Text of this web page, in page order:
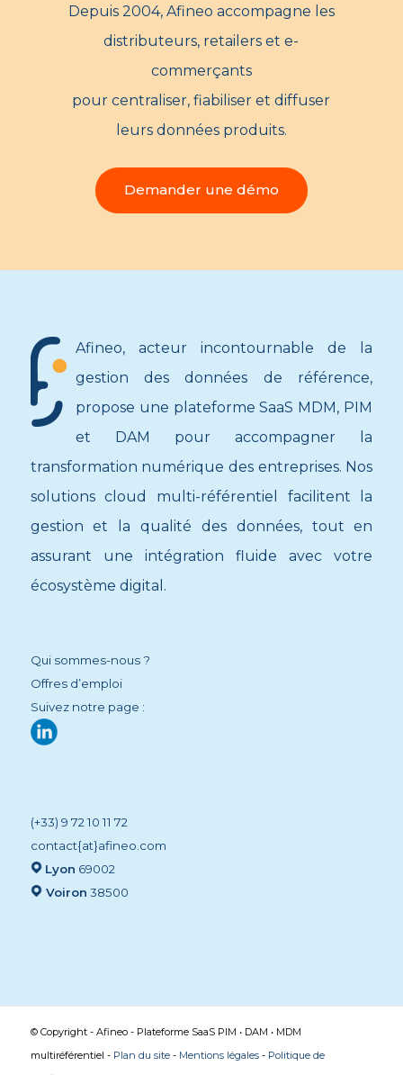
Depuis 2004, Afineo accompagne les
distributeurs, retailers et e-
commerçants
pour centraliser, fiabiliser et diffuser
leurs données produits.
Demander une démo
Afineo, acteur incontournable de la
gestion des données de référence,
propose une plateforme SaaS MDM, PIM
et DAM pour accompagner la
transformation numérique des entreprises. Nos
solutions cloud multi-référentiel facilitent la
gestion et la qualité des données, tout en
assurant une intégration fluide avec votre
écosystème digital.
Qui sommes-nous ?
Offres d’emploi
Suivez notre page :
(+33) 9 72 10 11 72
contact{at}afineo.com
Lyon 69002
Voiron 38500
© Copyright - Afineo - Plateforme SaaS PIM • DAM • MDM
multiréférentiel - Plan du site- Mentions légales- Politique de